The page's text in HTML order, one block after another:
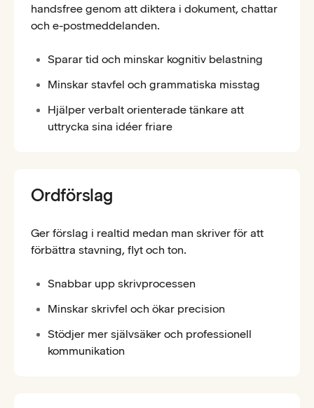
handsfree genom att diktera i dokument, chattar
och e-postmeddelanden.
Sparar tid och minskar kognitiv belastning
Minskar stavfel och grammatiska misstag
Hjälper verbalt orienterade tänkare att
uttrycka sina idéer friare
Ordförslag
Ger förslag i realtid medan man skriver för att
förbättra stavning, flyt och ton.
Snabbar upp skrivprocessen
Minskar skrivfel och ökar precision
Stödjer mer självsäker och professionell
kommunikation